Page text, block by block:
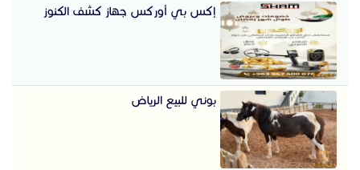
إكس بي أوركس جهاز كشف الكنوز
بوني للبيع الرياض